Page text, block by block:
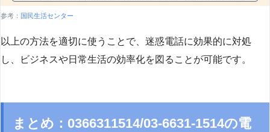
参考： 国民生活センター
以上の方法を適切に使うことで、迷惑電話に効果的に対処
し、ビジネスや日常生活の効率化を図ることが可能です。
まとめ：0366311514/03-6631-1514の電